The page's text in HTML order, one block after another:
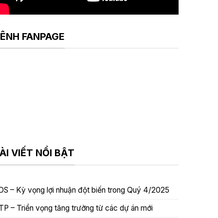
FANPAGE
VIẾT NỔI BẬT
– Kỳ vọng lợi nhuận đột biến trong Quý 4/2025
– Triển vọng tăng trưởng từ các dự án mới